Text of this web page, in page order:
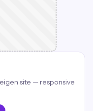
site — responsive